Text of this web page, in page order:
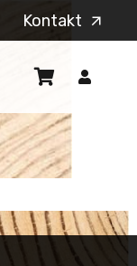
Kontakt arrow_outward